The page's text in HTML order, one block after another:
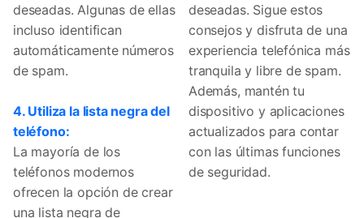
deseadas. Algunas de ellas
incluso identifican
automáticamente números
de spam.
4. Utiliza la lista negra del
teléfono:
La mayoría de los
teléfonos modernos
ofrecen la opción de crear
una lista negra de
deseadas. Sigue estos
consejos y disfruta de una
experiencia telefónica más
tranquila y libre de spam.
Además, mantén tu
dispositivo y aplicaciones
actualizados para contar
con las últimas funciones
de seguridad.